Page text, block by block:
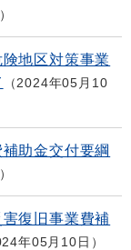
地区対策事業
2024年05月10
助金交付要綱
復旧事業費補
年05月10日